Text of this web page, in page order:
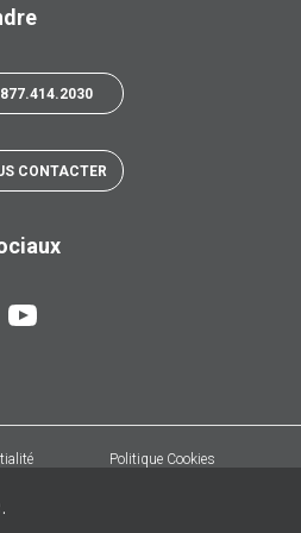
CONTACTER
Politique Cookies